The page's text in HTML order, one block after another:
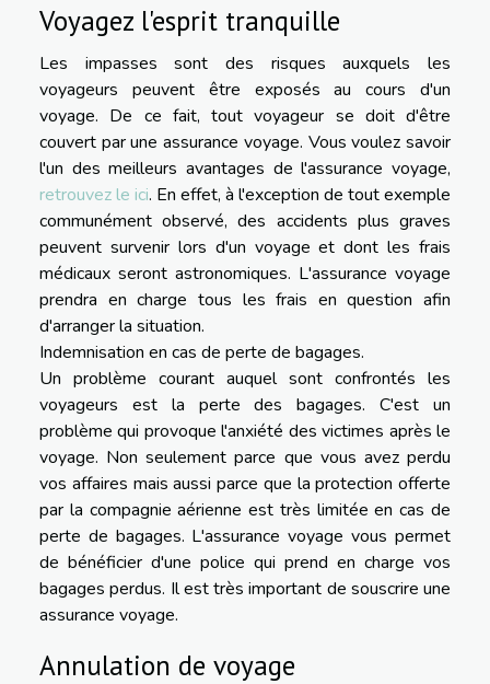
Voyagez l'esprit tranquille
Les impasses sont des risques auxquels les
voyageurs peuvent être exposés au cours d'un
voyage. De ce fait, tout voyageur se doit d'être
couvert par une assurance voyage. Vous voulez savoir
l'un des meilleurs avantages de l'assurance voyage,
retrouvez le ici. En effet, à l'exception de tout exemple
communément observé, des accidents plus graves
peuvent survenir lors d'un voyage et dont les frais
médicaux seront astronomiques. L'assurance voyage
prendra en charge tous les frais en question afin
d'arranger la situation.
Indemnisation en cas de perte de bagages.
Un problème courant auquel sont confrontés les
voyageurs est la perte des bagages. C'est un
problème qui provoque l'anxiété des victimes après le
voyage. Non seulement parce que vous avez perdu
vos affaires mais aussi parce que la protection offerte
par la compagnie aérienne est très limitée en cas de
perte de bagages. L'assurance voyage vous permet
de bénéficier d'une police qui prend en charge vos
bagages perdus. Il est très important de souscrire une
assurance voyage.
Annulation de voyage